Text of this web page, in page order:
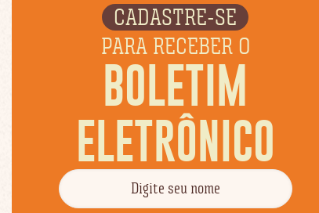
CADASTRE-SE
PARA RECEBER O
BOLETIM
ELETRÔNICO